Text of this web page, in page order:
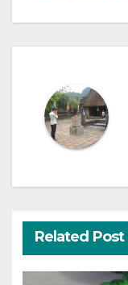
Related Post